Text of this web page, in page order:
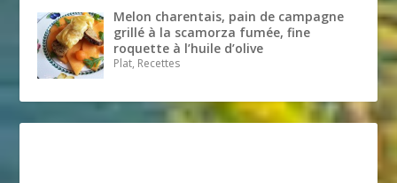
Melon charentais, pain de campagne
grillé à la scamorza fumée, fine
roquette à l’huile d’olive
Plat, Recettes